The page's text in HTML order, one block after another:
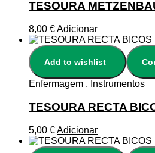
TESOURA
8,00 €Adicionar
Add to wishlist
Enfermagem , Instrumentos
TESOURA RECTA
5,00 €Adicionar